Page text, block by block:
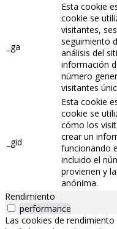
_ga
Esta cookie
cookie se
visitantes,
seguimiento
análisis del
información
número
visitantes
_gid
Esta cookie
cookie se
cómo los
crear un
funcionando
incluido el
provienen y
anónima.
Rendimiento
performance
Las cookies de